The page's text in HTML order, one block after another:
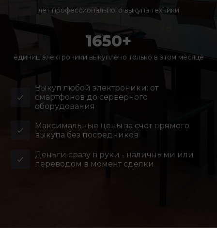
лет профессионального выкупа техники
1650+
единиц электроники выкуплено только в этом месяце
Выкуп любой электроники: от
смартфонов до серверного
оборудования
Максимальные цены за счет прямого
выкупа без посредников
Деньги сразу в руки - наличными или
переводом в момент сделки